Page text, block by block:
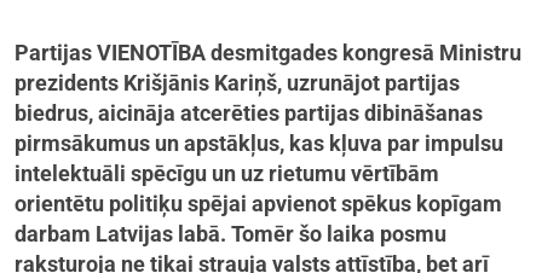
Partijas VIENOTĪBA desmitgades kongresā Ministru
prezidents Krišjānis Kariņš, uzrunājot partijas
biedrus, aicināja atcerēties partijas dibināšanas
pirmsākumus un apstākļus, kas kļuva par impulsu
intelektuāli spēcīgu un uz rietumu vērtībām
orientētu politiķu spējai apvienot spēkus kopīgam
darbam Latvijas labā. Tomēr šo laika posmu
raksturoja ne tikai strauja valsts attīstība, bet arī